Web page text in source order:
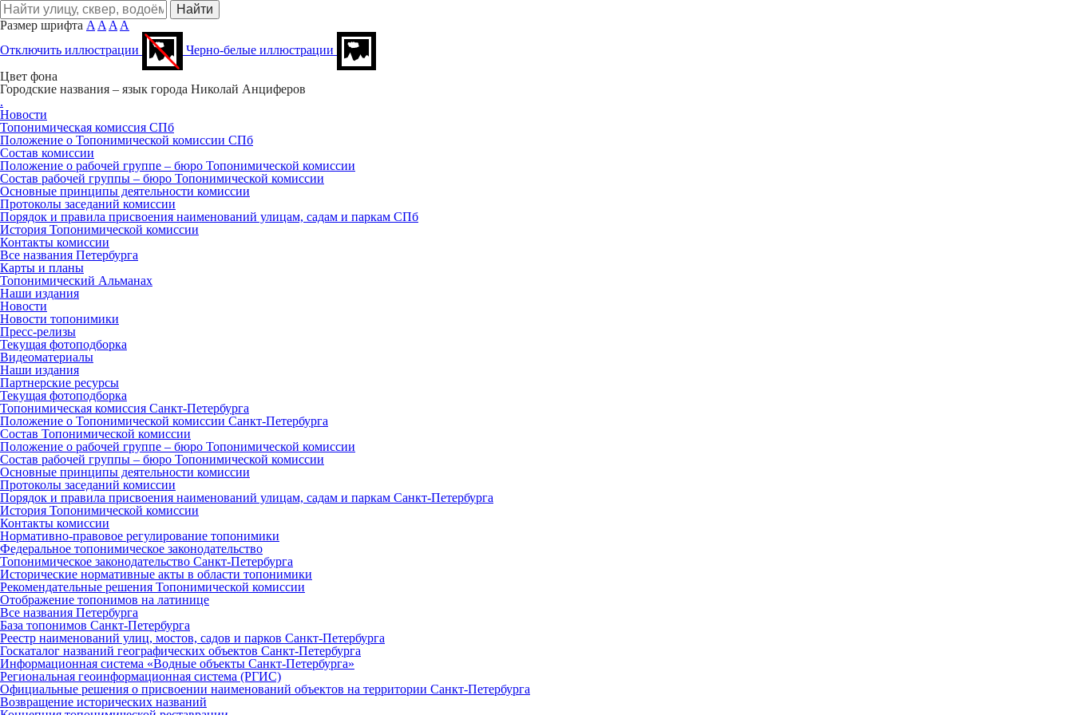
Размер шрифта A A A A
Отключить иллюстрации
Черно-белые иллюстрации
Цвет фона
Городские названия – язык города Николай Анциферов
.
Новости
Топонимическая комиссия СПб
Положение о Топонимической комиссии СПб
Состав комиссии
Положение о рабочей группе – бюро Топонимической комиссии
Состав рабочей группы – бюро Топонимической комиссии
Основные принципы деятельности комиссии
Протоколы заседаний комиссии
Порядок и правила присвоения наименований улицам, садам и паркам СПб
История Топонимической комиссии
Контакты комиссии
Все названия Петербурга
Карты и планы
Топонимический Альманах
Наши издания
Новости
Новости топонимики
Пресс‑релизы
Текущая фотоподборка
Видеоматериалы
Наши издания
Партнерские ресурсы
Текущая фотоподборка
Топонимическая комиссия Санкт‑Петербурга
Положение о Топонимической комиссии Санкт‑Петербурга
Состав Топонимической комиссии
Положение о рабочей группе – бюро Топонимической комиссии
Состав рабочей группы – бюро Топонимической комиссии
Основные принципы деятельности комиссии
Протоколы заседаний комиссии
Порядок и правила присвоения наименований улицам, садам и паркам Санкт‑Петербурга
История Топонимической комиссии
Контакты комиссии
Нормативно‑правовое регулирование топонимики
Федеральное топонимическое законодательство
Топонимическое законодательство Санкт‑Петербурга
Исторические нормативные акты в области топонимики
Рекомендательные решения Топонимической комиссии
Отображение топонимов на латинице
Все названия Петербурга
База топонимов Санкт‑Петербурга
Реестр наименований улиц, мостов, садов и парков Санкт‑Петербурга
Госкаталог названий географических объектов Санкт‑Петербурга
Информационная система «Водные объекты Санкт‑Петербурга»
Региональная геоинформационная система (РГИС)
Официальные решения о присвоении наименований объектов на территории Санкт‑Петербурга
Возвращение исторических названий